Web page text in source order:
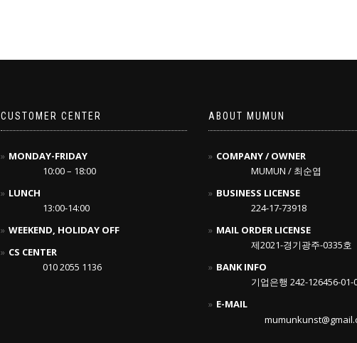
CUSTOMER CENTER
MONDAY-FRIDAY
10:00 – 18:00
LUNCH
13:00-14:00
WEEKEND, HOLIDAY OFF
CS CENTER
010 2055 1136
ABOUT MUMUN
COMPANY / OWNER
MUMUN / 최순엽
BUSINESS LICENSE
224-17-73918
MAIL ORDER LICENSE
제2021-경기광주-0335호
BANK INFO
기업은행 242-126456-01-
E-MAIL